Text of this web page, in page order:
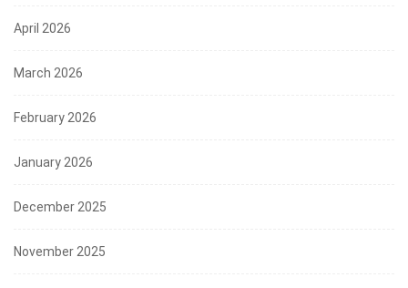
April 2026
March 2026
February 2026
January 2026
December 2025
November 2025